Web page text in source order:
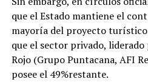
que el Estado mantiene el
mayoría del proyecto
que el sector privado, liderado
Rojo (Grupo Puntacana, AFI
posee el 49%restante.